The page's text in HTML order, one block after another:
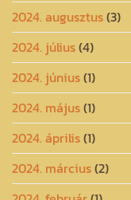
2024. augusztus(3)
2024. július(4)
2024. június(1)
2024. május(1)
2024. április(1)
2024. március(2)